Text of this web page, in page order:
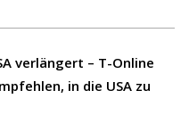
verlängert – T-Online
in die USA zu